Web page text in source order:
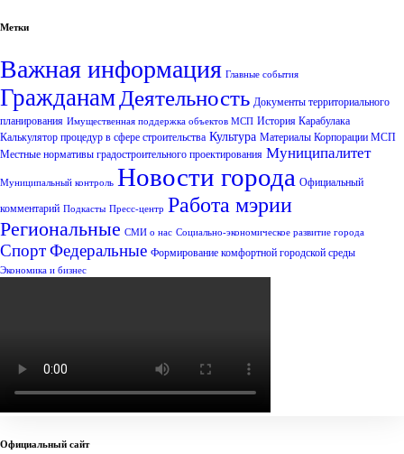
Метки
Важная информация Главные события
Гражданам Деятельность Документы территориального
планирования Имущественная поддержка объектов МСП История Карабулака
Калькулятор процедур в сфере строительства Культура Материалы Корпорации МСП
Местные нормативы градостроительного проектирования Муниципалитет
Муниципальный контроль Новости города Официальный
комментарий Подкасты Пресс-центр Работа мэрии
Региональные СМИ о нас Социально-экономическое развитие города
СпортФедеральные Формирование комфортной городской среды
Экономика и бизнес
Официальный сайт